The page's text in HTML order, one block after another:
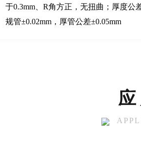
于0.3mm、R角方正，无扭曲；厚度公
规管±0.02mm，厚管公差±0.05mm